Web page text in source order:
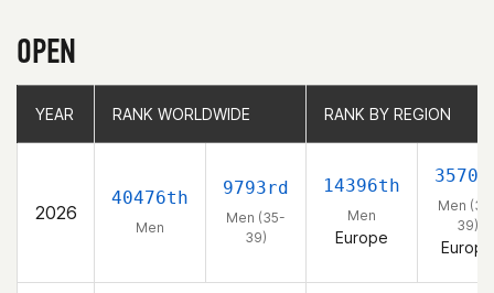
OPEN
YEAR RANK WORLDWIDE RANK BY REGION
2026
40476th
Men
9793rd
Men (35-
39)
14396th
Men
Europe
Men
39)
Europe
YEAR RANK WORLDWIDE RANK BY REGION